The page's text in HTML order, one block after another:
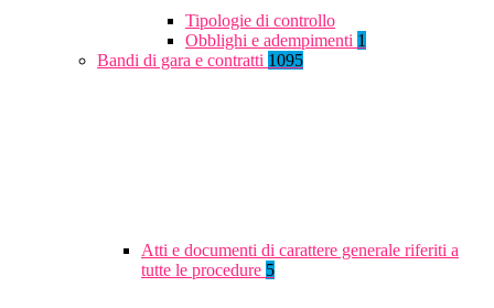
Tipologie di controllo
Obblighi e adempimenti 1
Bandi di gara e contratti 1095
Atti e documenti di carattere generale riferiti a
tutte le procedure 5